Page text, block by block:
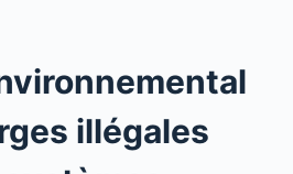
illégales